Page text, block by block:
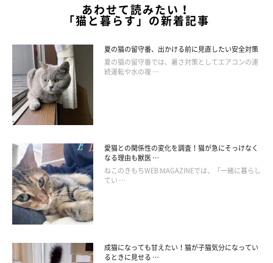
参考／「ねこのきもち」2016年10月号『鳴き声の『高さ』で気
持ちがわかる！ サウンド オブ MEOW（ミャー）ジック』
文／marihey
※写真は「いぬ・ねこのきもちアプリ」で投稿されたものです。
※記事と一部写真に関連性はありませんので予めご了承くださ
い。
あわせて読みたい！
「猫と暮らす」の新着記事
夏の猫の留守番、出かける前に見直したい安全対策
夏の猫の留守番では、暑さ対策としてエアコンの連
続運転や水の複 …
愛猫との関係性の変化を調査！猫が急にそっけなく
なる理由も獣医 …
ねこのきもちWEB MAGAZINEでは、「一緒に暮らし
てい …
成猫になっても甘えたい！猫が子猫気分になってい
るときに見せる …